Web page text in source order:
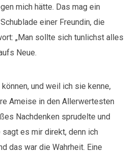
mich hätte. Das mag ein
einer Freundin, die
„Man sollte sich tunlichst alles
Neue.
und weil ich sie kenne,
Ameise in den Allerwertesten
Nachdenken sprudelte und
sagt es mir direkt, denn ich
das war die Wahrheit. Eine